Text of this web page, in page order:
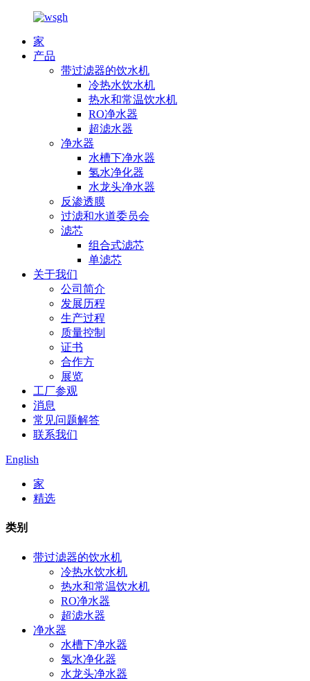
家
产品
带过滤器的饮水机
冷热水饮水机
热水和常温饮水机
RO净水器
超滤水器
净水器
水槽下净水器
氢水净化器
水龙头净水器
反渗透膜
过滤和水道委员会
滤芯
组合式滤芯
单滤芯
关于我们
公司简介
发展历程
生产过程
质量控制
证书
合作方
展览
工厂参观
消息
常见问题解答
联系我们
English
家
精选
类别
带过滤器的饮水机
冷热水饮水机
热水和常温饮水机
RO净水器
超滤水器
净水器
水槽下净水器
氢水净化器
水龙头净水器